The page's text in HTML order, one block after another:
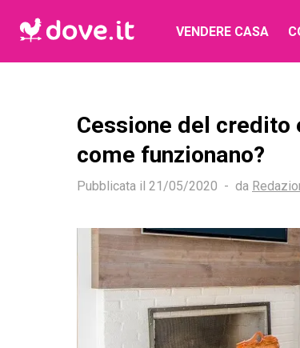
VENDERE CASA
Cessione del credito
come funzionano?
Pubblicata il 21/05/2020 da